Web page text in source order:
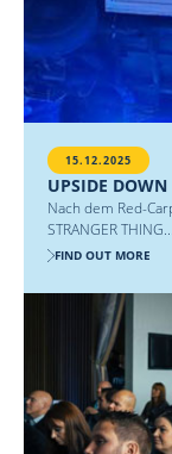
15.12.2025
UPSIDE
Nach dem Red-
STRANGER
FIND OUT MORE